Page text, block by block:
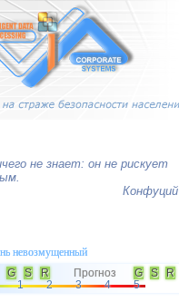
не знает: он не рискует
Конфуций
невозмущенный
G S R Прогноз G S
R
1 2 3 4 5